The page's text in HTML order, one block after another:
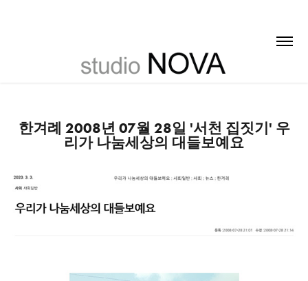
한겨례 2008년 07월 28일 '서천 집짓기' 우
리가 나눔세상의 대들보예요